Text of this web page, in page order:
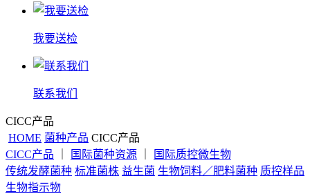
我要送检
联系我们
CICC产品
HOME 菌种产品 CICC产品
CICC产品
国际菌种资源
国际质控微生物
传统发酵菌种 标准菌株 益生菌 生物饲料／肥料菌种 质控样品
生物指示物